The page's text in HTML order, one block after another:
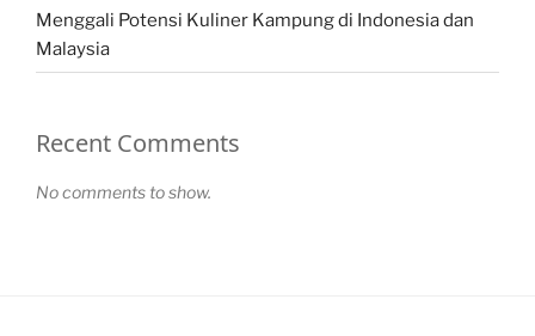
Menggali Potensi Kuliner Kampung di Indonesia dan
Malaysia
Recent Comments
No comments to show.